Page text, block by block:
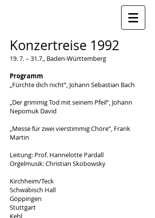
Konzertreise 1992
19. 7. – 31.7., Baden-Württemberg
Programm
„Fürchte dich nicht“, Johann Sebastian Bach
„Der grimmig Tod mit seinem Pfeil“, Johann
Nepomuk David
„Messe für zwei vierstimmig Chöre“, Frank
Martin
Leitung: Prof. Hannelotte Pardall
Orgelmusik: Christian Skobowsky
Kirchheim/Teck
Schwäbisch Hall
Göppingen
Stuttgart
Kehl